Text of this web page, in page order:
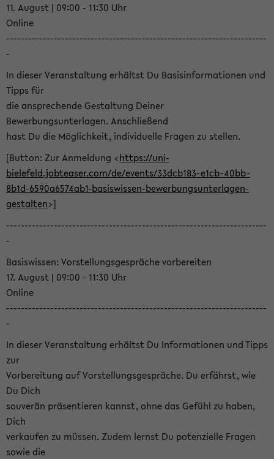
11. August | 09:00 - 11:30 Uhr
Online
-----------------------------------------------------------------------
-
In dieser Veranstaltung erhältst Du Basisinformationen und
Tipps für
die ansprechende Gestaltung Deiner
Bewerbungsunterlagen. Anschließend
hast Du die Möglichkeit, individuelle Fragen zu stellen.
[Button: Zur Anmeldung <https://uni-
bielefeld.jobteaser.com/de/events/33dcb183-e1cb-40bb-
8b1d-6590a6574ab1-basiswissen-bewerbungsunterlagen-
gestalten>]
-----------------------------------------------------------------------
-
Basiswissen: Vorstellungsgespräche vorbereiten
17. August | 09:00 - 11:30 Uhr
Online
-----------------------------------------------------------------------
-
In dieser Veranstaltung erhältst Du Informationen und Tipps
zur
Vorbereitung auf Vorstellungsgespräche. Du erfährst, wie
Du Dich
souverän präsentieren kannst, ohne das Gefühl zu haben,
Dich
verkaufen zu müssen. Zudem lernst Du potenzielle Fragen
sowie die